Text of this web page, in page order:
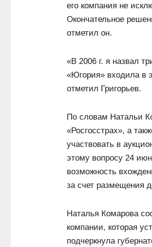
его компания не
Окончательное
отметил он.
«В 2006 г. я назвал
«Югория» входила в
отметил Григорьев.
По словам Натальи
«Росгосстрах», а
участвовать в
этому вопросу 24
возможность
за счет размещения
Наталья Комарова
компании, которая
подчеркнула